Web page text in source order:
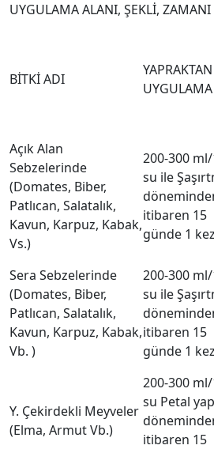
UYGULAMA ALANI, ŞEKLİ,
BİTKİ ADI
YAPRAKTAN
UYGULAMA
Açık Alan
Sebzelerinde
(Domates, Biber,
Patlıcan, Salatalık,
Kavun, Karpuz, Kabak,
Vs.)
200-300
su ile
itibaren 15
günde 1 kez
Sera Sebzelerinde
(Domates, Biber,
Patlıcan, Salatalık,
Kavun, Karpuz, Kabak,
Vb. )
200-300
su ile
itibaren 15
günde 1 kez
Y. Çekirdekli Meyveler
(Elma, Armut Vb.)
200-300
su Petal
itibaren 15